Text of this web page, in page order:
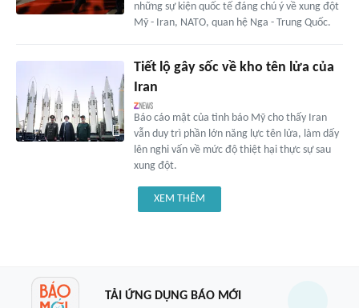
những sự kiện quốc tế đáng chú ý về xung đột
Mỹ - Iran, NATO, quan hệ Nga - Trung Quốc.
Tiết lộ gây sốc về kho tên lửa của
Iran
Báo cáo mật của tình báo Mỹ cho thấy Iran
vẫn duy trì phần lớn năng lực tên lửa, làm dấy
lên nghi vấn về mức độ thiệt hại thực sự sau
xung đột.
XEM THÊM
TẢI ỨNG DỤNG BÁO MỚI